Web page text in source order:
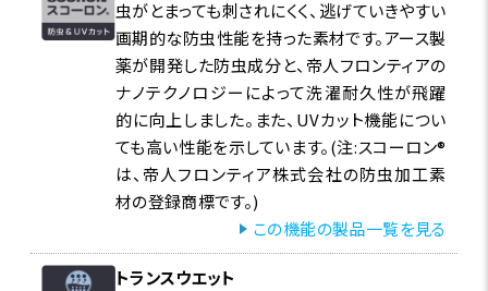
虫がとまっても刺されにくく、逃げていきやすい
画期的な防虫性能を持った素材です。アース製
薬が開発した防虫成分と、帝人フロンティアの
ナノテクノロジーによって洗濯耐久性が飛躍
的に向上しました。また、UVカット機能につい
ても高い性能を示しています。(注:スコーロン®
は、帝人フロンティア株式会社の防虫加工素
材の登録商標です。)
この機能の製品一覧を見る
トランスウエット